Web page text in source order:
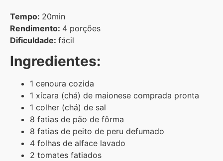
Tempo: 20min
Rendimento: 4 porções
Dificuldade: fácil
Ingredientes:
1 cenoura cozida
1 xícara (chá) de maionese comprada pronta
1 colher (chá) de sal
8 fatias de pão de fôrma
8 fatias de peito de peru defumado
4 folhas de alface lavado
2 tomates fatiados